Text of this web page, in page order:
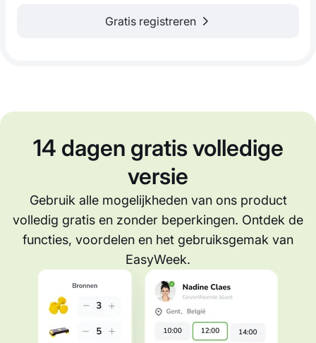
Gratis registreren
14 dagen gratis volledige
versie
Gebruik alle mogelijkheden van ons product
volledig gratis en zonder beperkingen. Ontdek de
functies, voordelen en het gebruiksgemak van
EasyWeek.